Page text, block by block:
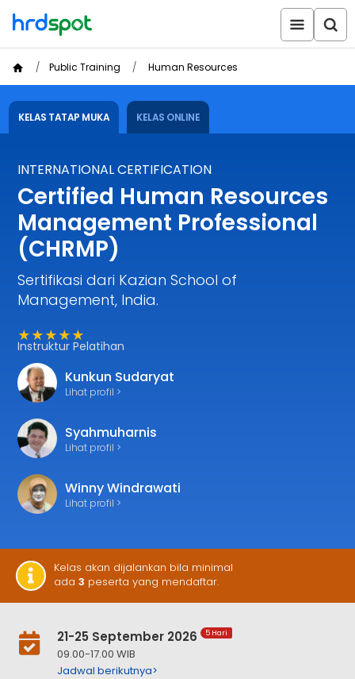
Public Training Human Resources
KELAS TATAP MUKA KELAS ONLINE
INTERNATIONAL CERTIFICATION
Certified Human Resources
Management Professional
(CHRMP)
Sertifikasi dari Kazian School of
Management, India.
★★★★★
Instruktur Pelatihan
Kunkun Sudaryat
Lihat profil >
Syahmuharnis
Lihat profil >
Winny Windrawati
Lihat profil >
Kelas akan dijalankan bila minimal
ada 3 peserta yang mendaftar.
21-25 September 2026 5 Hari
09.00-17.00 WIB
Jadwal berikutnya>